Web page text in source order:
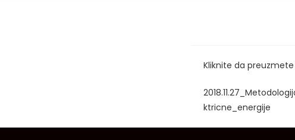
Kliknite da
ktricne_energije